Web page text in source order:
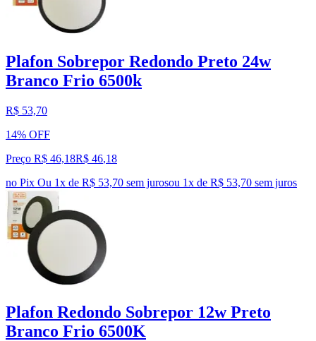
Plafon Sobrepor Redondo Preto 24w
Branco Frio 6500k
R$ 53,70
14% OFF
Preço R$ 46,18R$ 46,18
no Pix Ou 1x de R$ 53,70 sem jurosou 1x de R$ 53,70 sem juros
Plafon Redondo Sobrepor 12w Preto
Branco Frio 6500K